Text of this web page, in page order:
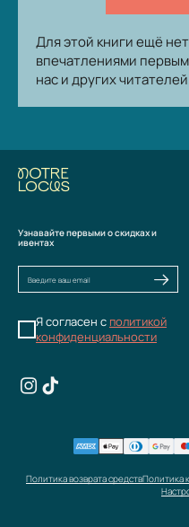
Для этой книги ещё
впечатлениями
нас и других
Узнавайте первыми о скидках и
ивентах
Я согласен с политикой
конфиденциальности
Политика возврата средствПолитика